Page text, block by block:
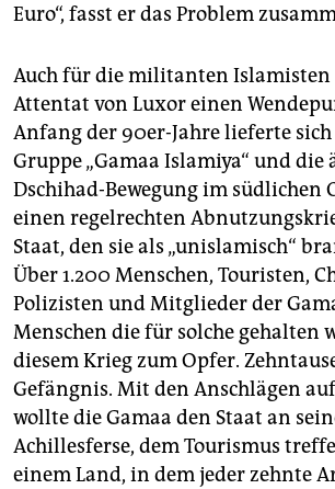
Euro“, fasst er das Problem
Auch für die militanten Islamisten
Attentat von Luxor einen
Anfang der 90er-Jahre lieferte
Gruppe „Gamaa Islamiya“ und die
Dschihad-Bewegung im südlichen
einen regelrechten
Staat, den sie als „unislamisch“
Über 1.200 Menschen, Touristen,
Polizisten und Mitglieder der
Menschen die für solche gehalten
diesem Krieg zum Opfer.
Gefängnis. Mit den Anschlägen
wollte die Gamaa den Staat an
Achillesferse, dem Tourismus
einem Land, in dem jeder zehnte